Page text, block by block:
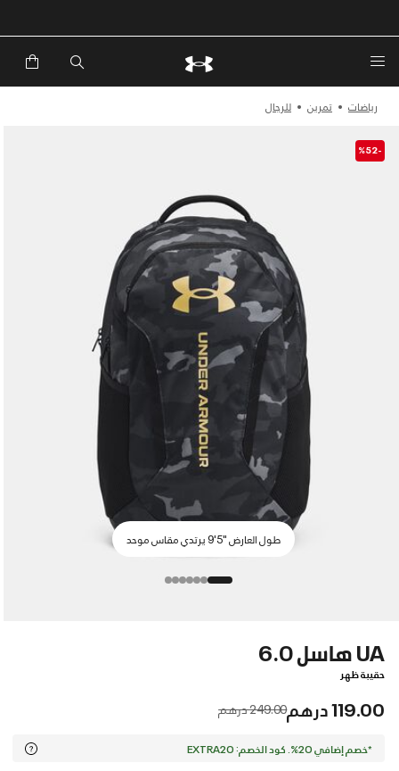
رياضات تمرين للرجال
-%52
طول العارض "5'9 يرتدي مقاس موحد
UA هاسل 6.0
حقيبة ظهر
119.00 درهم Price reduced from
249.00 درهم to
*خصم إضافي 20%. كود الخصم: EXTRA20